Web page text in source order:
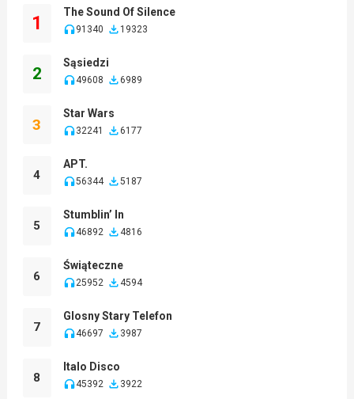
1
The Sound Of Silence
91340 19323
2
Sąsiedzi
49608 6989
3
Star Wars
32241 6177
4
APT.
56344 5187
5
Stumblin’ In
46892 4816
6
Świąteczne
25952 4594
7
Glosny Stary Telefon
46697 3987
8
Italo Disco
45392 3922